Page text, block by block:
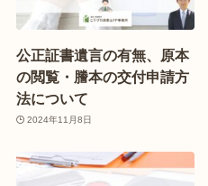
公正証書遺言の有無、原本
の閲覧・謄本の交付申請方
法について
2024年11月8日